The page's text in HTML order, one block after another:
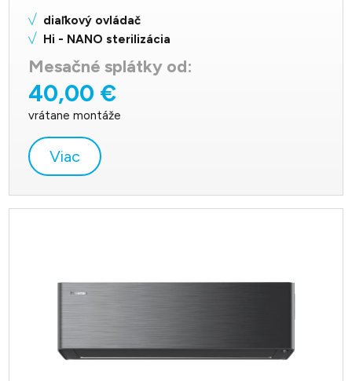
diaľkový ovládač
Hi - NANO sterilizácia
Mesačné splátky od:
40,00 €
vrátane montáže
Viac